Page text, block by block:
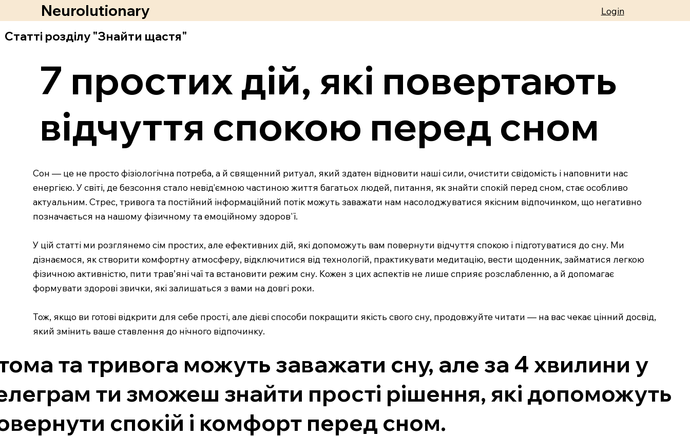
Neurolutionary Login
Статті розділу "Знайти щастя"
7 простих дій, які повертають
відчуття спокою перед сном
Сон — це не просто фізіологічна потреба, а й священний ритуал, який здатен відновити наші сили, очистити свідомість і наповнити нас
енергією. У світі, де безсоння стало невід'ємною частиною життя багатьох людей, питання, як знайти спокій перед сном, стає особливо
актуальним. Стрес, тривога та постійний інформаційний потік можуть заважати нам насолоджуватися якісним відпочинком, що негативно
позначається на нашому фізичному та емоційному здоров'ї.
У цій статті ми розглянемо сім простих, але ефективних дій, які допоможуть вам повернути відчуття спокою і підготуватися до сну. Ми
дізнаємося, як створити комфортну атмосферу, відключитися від технологій, практикувати медитацію, вести щоденник, займатися легкою
фізичною активністю, пити трав’яні чаї та встановити режим сну. Кожен з цих аспектів не лише сприяє розслабленню, а й допомагає
формувати здорові звички, які залишаться з вами на довгі роки.
Тож, якщо ви готові відкрити для себе прості, але дієві способи покращити якість свого сну, продовжуйте читати — на вас чекає цінний досвід,
який змінить ваше ставлення до нічного відпочинку.
та тривога можуть заважати сну, але за 4 хвилини у
ти зможеш знайти прості рішення, які допоможуть
спокій і комфорт перед сном.